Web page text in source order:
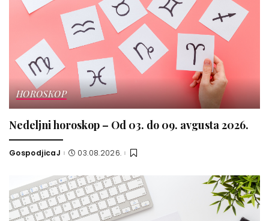
HOROSKOP
Nedeljni horoskop – Od 03. do 09. avgusta 2026.
GospodjicaJ 03.08.2026.